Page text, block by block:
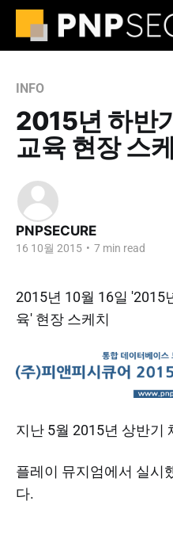
INFO
2015년 하반
교육 현장 스
PNPSECURE
16 10월 2015 • 7 min read
2015년 10월 16일 '2015
육' 현장 스케치
지난 5월 2015년 상반기
플레이 뮤지엄에서 실시
다.